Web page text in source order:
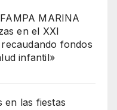
MARINA
en el XXI
fondos
infantil»
en las fiestas